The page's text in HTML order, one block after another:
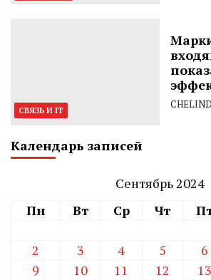
СВЯЗЬ И IT
Календарь записей
Сентябрь 2024
Пн
Вт Ср Чт
2
3 4 5 6
9
10 11 12 13